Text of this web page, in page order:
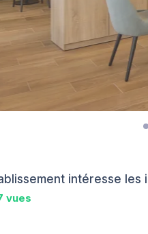
intéresse les
vues